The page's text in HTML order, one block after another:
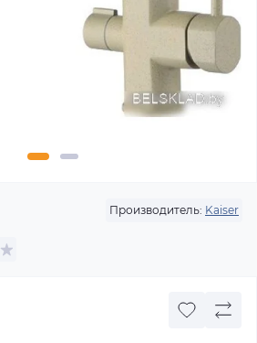
Производитель: Kaiser